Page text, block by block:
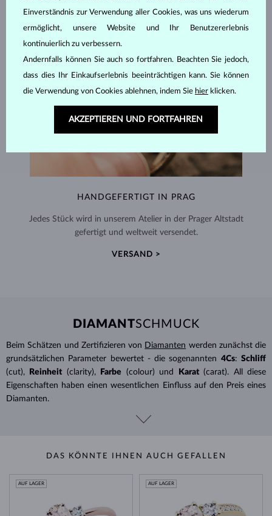
HANDGEFERTIGT IN PRAG
Jedes Stück wird in unserem Atelier in der Prager Altstadt
gefertigt und weltweit versendet.
VERSAND >
DIAMANTSCHMUCK
Beim Schätzen und Zertifizieren von Diamanten werden zunächst die
grundsätzlichen Parameter bewertet - die sogenannten 4Cs: Schliff
(cut),
Reinheit (clarity), Farbe (colour) und Karat (carat). All diese
Eigenschaften haben einen wesentlichen Einfluss auf den Preis eines
Diamanten.
DAS KÖNNTE IHNEN AUCH GEFALLEN
AUF LAGER AUF LAGER
Einverständnis zur Verwendung aller Cookies, was uns wiederum
ermöglicht, unsere Website und Ihr Benutzererlebnis
kontinuierlich zu verbessern.
Andernfalls können Sie auch so fortfahren. Beachten Sie jedoch,
dass dies Ihr Einkaufserlebnis beeinträchtigen kann. Sie können
die Verwendung von Cookies ablehnen, indem Sie hier klicken.
AKZEPTIEREN UND FORTFAHREN